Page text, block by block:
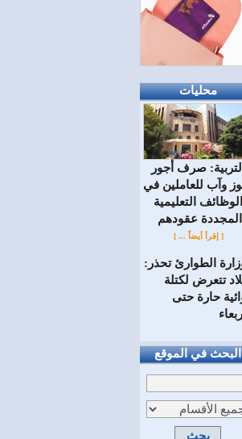
محليات
التربية: صرف أجور
وآب للعاملين في
الوظائف ‏التعليمية
المجددة عقودهم ‏
[ إقرأ أيضاً ... ]
الطوارئ تحذر:
تتعرض لكتلة
حارة حتى
البحث في الموقع